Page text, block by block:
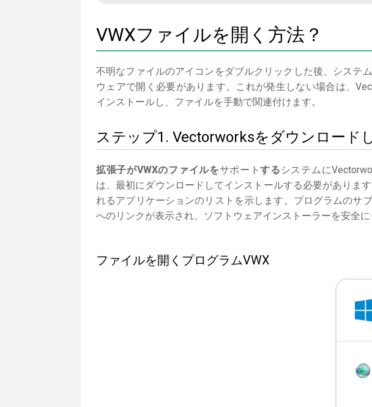
VWXファイルを開く方法？
不明なファイルのアイコンをダブルクリックした後、システ
ウェアで開く必要があります。これが発生しない場合は、
インストールし、ファイルを手動で関連付けます。
ステップ1. Vectorworksをダウンロード
拡張子がVWXのファイルをサポートする システムに
は、最初にダウンロードしてインストールする必要がありま
れるアプリケーションのリストを示します。プログラムのサ
へのリンクが表示され、ソフトウェアインストーラーを安全に
ファイルを開くプログラムVWX